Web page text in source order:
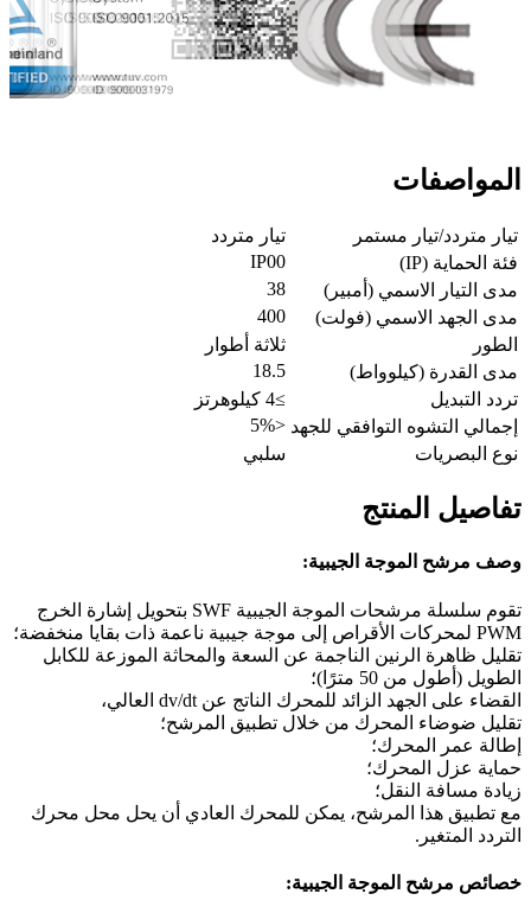
المواصفات
تيار متردد/تيار مستمر
تيار متردد
فئة الحماية (IP)
IP00
مدى التيار الاسمي (أمبير)
38
مدى الجهد الاسمي (فولت)
400
الطور
ثلاثة أطوار
مدى القدرة (كيلوواط)
18.5
تردد التبديل
≥4 كيلوهرتز
إجمالي التشوه التوافقي للجهد <5%
نوع البصريات
سلبي
تفاصيل المنتج
وصف مرشح الموجة الجيبية:
تقوم سلسلة مرشحات الموجة الجيبية SWF بتحويل إشارة الخرج
PWM لمحركات الأقراص إلى موجة جيبية ناعمة ذات بقايا منخفضة؛
تقليل ظاهرة الرنين الناجمة عن السعة والمحاثة الموزعة للكابل
الطويل (أطول من 50 مترًا)؛
القضاء على الجهد الزائد للمحرك الناتج عن dv/dt العالي،
تقليل ضوضاء المحرك من خلال تطبيق المرشح؛
إطالة عمر المحرك؛
حماية عزل المحرك؛
زيادة مسافة النقل؛
مع تطبيق هذا المرشح، يمكن للمحرك العادي أن يحل محل محرك
التردد المتغير.
خصائص مرشح الموجة الجيبية: